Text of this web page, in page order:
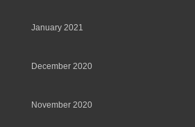
January 2021
December 2020
November 2020